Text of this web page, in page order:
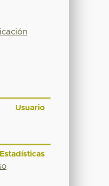
Usuario
Estadísticas